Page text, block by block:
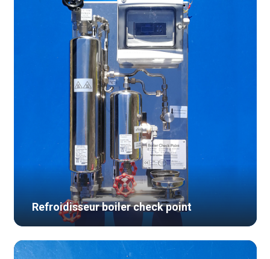
Refroidisseur boiler check point